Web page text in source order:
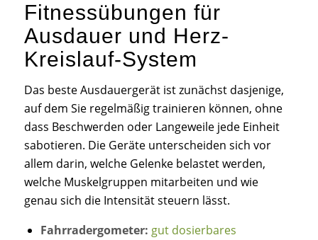
Fitnessübungen für
Ausdauer und Herz-
Kreislauf-System
Das beste Ausdauergerät ist zunächst dasjenige,
auf dem Sie regelmäßig trainieren können, ohne
dass Beschwerden oder Langeweile jede Einheit
sabotieren. Die Geräte unterscheiden sich vor
allem darin, welche Gelenke belastet werden,
welche Muskelgruppen mitarbeiten und wie
genau sich die Intensität steuern lässt.
Fahrradergometer: gut dosierbares